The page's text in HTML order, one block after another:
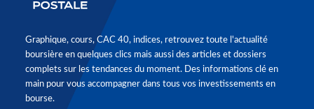
Graphique, cours, CAC 40, indices, retrouvez toute l'actualité
boursière en quelques clics mais aussi des articles et dossiers
complets sur les tendances du moment. Des informations clé en
main pour vous accompagner dans tous vos investissements en
bourse.